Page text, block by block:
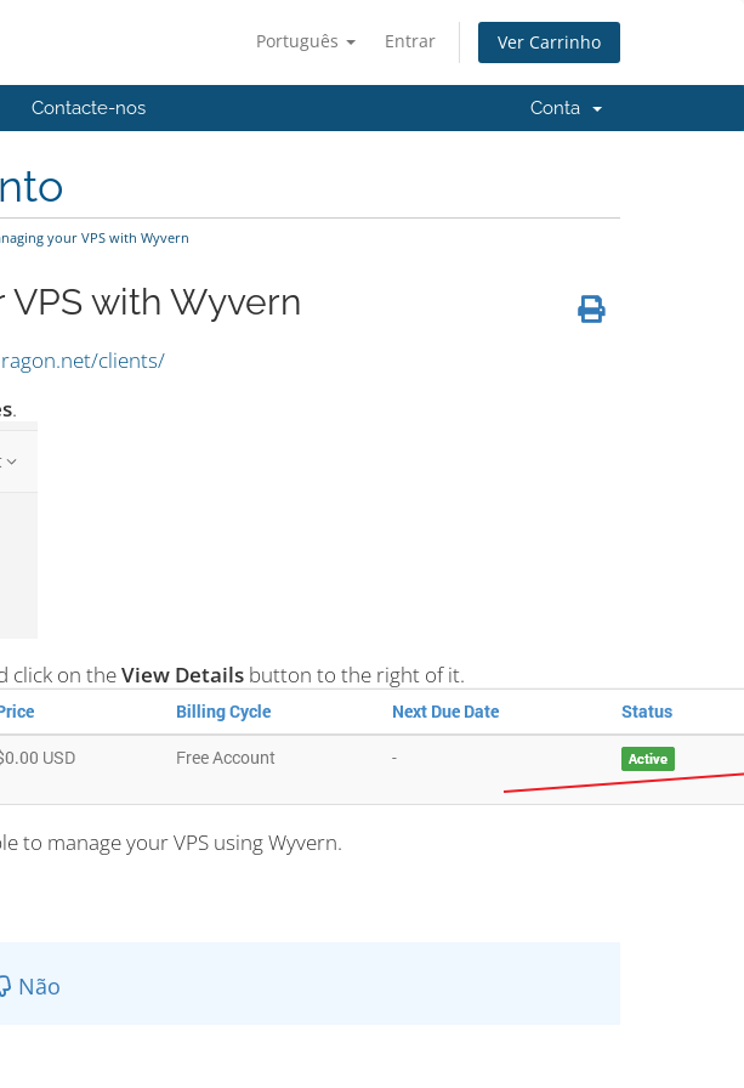
Português Entrar Ver Carrinho
Contacte-nos Conta
your VPS with Wyvern
VPS with Wyvern
clients/
.
click on theView Detailsbutton to the right of it.
to manage your VPS using Wyvern.
Não